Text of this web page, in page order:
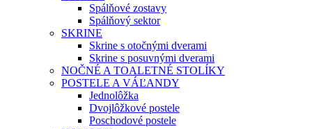
Spálňové zostavy
Spálňový sektor
SKRINE
Skrine s otočnými dverami
Skrine s posuvnými dverami
NOČNÉ A TOALETNÉ STOLÍKY
POSTELE A VÁĽANDY
Jednolôžka
Dvojlôžkové postele
Poschodové postele